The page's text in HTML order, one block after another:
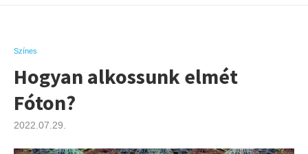
Színes
Hogyan alkossunk elmét
Fóton?
2022.07.29.